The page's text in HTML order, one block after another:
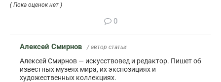
( Пока оценок нет )
0
Алексей Смирнов / автор статьи
Алексей Смирнов — искусствовед и редактор. Пишет об
известных музеях мира, их экспозициях и
художественных коллекциях.